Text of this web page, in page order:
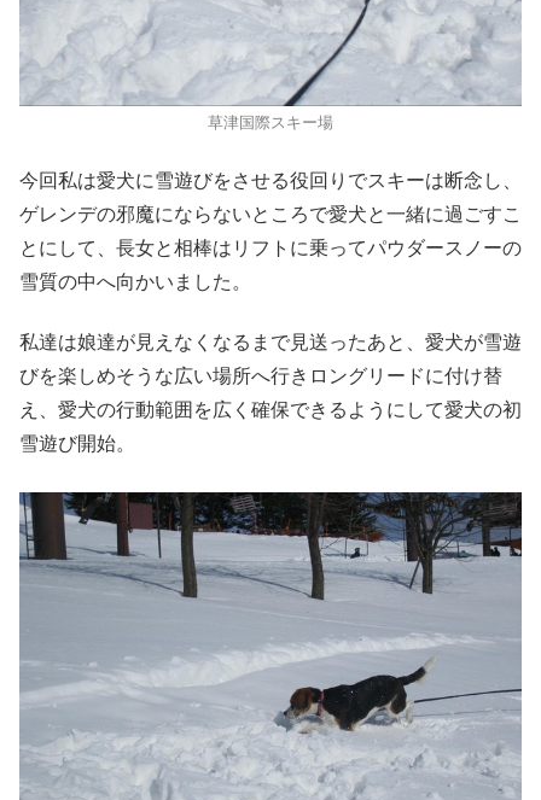
草津国際スキー場
今回私は愛犬に雪遊びをさせる役回りでスキーは断念し、
ゲレンデの邪魔にならないところで愛犬と一緒に過ごすこ
とにして、長女と相棒はリフトに乗ってパウダースノーの
雪質の中へ向かいました。
私達は娘達が見えなくなるまで見送ったあと、愛犬が雪遊
びを楽しめそうな広い場所へ行きロングリードに付け替
え、愛犬の行動範囲を広く確保できるようにして愛犬の初
雪遊び開始。